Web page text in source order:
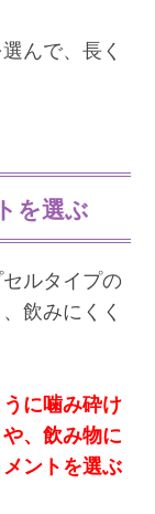
んで、長く
を選ぶ
ルタイプの
飲みにくく
に噛み砕け
、飲み物に
ントを選ぶ